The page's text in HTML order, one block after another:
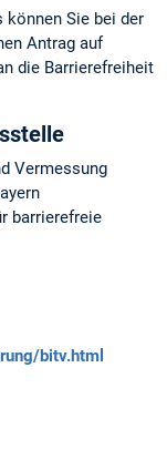
können Sie bei der
Antrag auf
die Barrierefreiheit
Vermessung
barrierefreie
bitv.html